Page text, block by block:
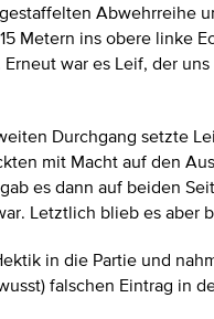
ins obere linke
war es Leif, der
Durchgang setzte
mit Macht auf den
es dann auf beiden
Letztlich blieb es
in die Partie und
falschen Eintrag in